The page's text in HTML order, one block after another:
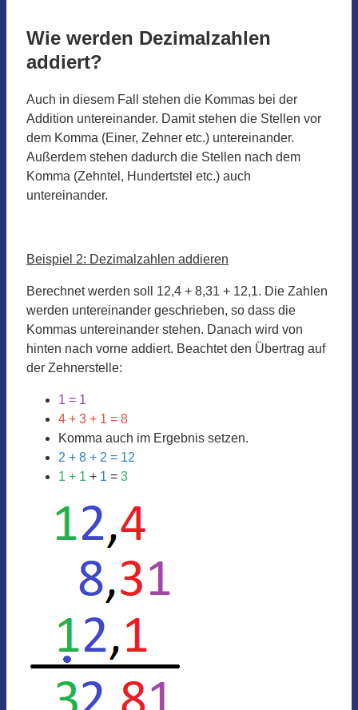
Wie werden Dezimalzahlen
addiert?
Auch in diesem Fall stehen die Kommas bei der
Addition untereinander. Damit stehen die Stellen vor
dem Komma (Einer, Zehner etc.) untereinander.
Außerdem stehen dadurch die Stellen nach dem
Komma (Zehntel, Hundertstel etc.) auch
untereinander.
Beispiel 2: Dezimalzahlen addieren
Berechnet werden soll 12,4 + 8,31 + 12,1. Die Zahlen
werden untereinander geschrieben, so dass die
Kommas untereinander stehen. Danach wird von
hinten nach vorne addiert. Beachtet den Übertrag auf
der Zehnerstelle:
1 = 1
4 + 3 + 1 = 8
Komma auch im Ergebnis setzen.
2 + 8 + 2 = 12
1 + 1 + 1 = 3